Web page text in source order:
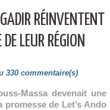
RÉINVENTENT
LEUR RÉGION
330 commentaire(s)
Massa devenait une
de Let’s Ando